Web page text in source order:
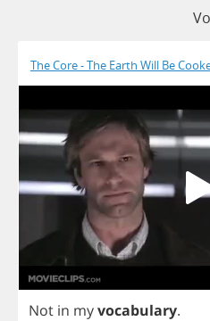
The Core - The Earth Will Be
Not in myvocabulary.